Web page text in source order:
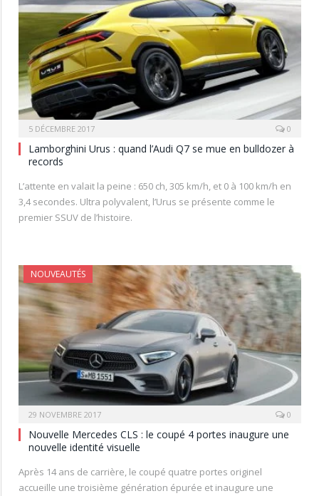
5 DÉCEMBRE 2017 0
Lamborghini Urus : quand l’Audi Q7 se mue en bulldozer à
records
L’attente en valait la peine : 650 ch, 305 km/h, et 0 à 100 km/h en
3,4 secondes. Ultra polyvalent, l’Urus se présente comme le
premier SSUV de l’histoire.
NOUVEAUTÉS
29 NOVEMBRE 2017 0
Nouvelle Mercedes CLS : le coupé 4 portes inaugure une
nouvelle identité visuelle
Après 14 ans de carrière, le coupé quatre portes originel
accueille une troisième génération épurée et inaugure une